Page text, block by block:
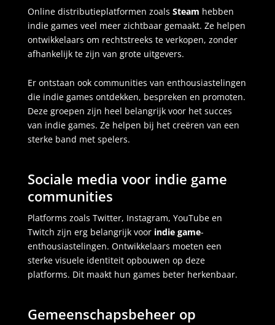
Online distributieplatformen zoals Steam hebben
indie games veel meer zichtbaar gemaakt. Ze helpen
ontwikkelaars om rechtstreeks te verkopen, zonder
afhankelijk te zijn van grote uitgevers.
Er ontstaan ook communities van enthousiastelingen
die indie games ontdekken, bespreken en promoten.
Deze groepen zijn heel belangrijk voor het succes
van indie games. Ze helpen bij het creëren van een
sterke band met spelers.
Sociale media voor indie game
communities
Platforms zoals Twitter, Instagram, YouTube en
Twitch zijn erg belangrijk voor indie game-
enthousiastelingen. Ontwikkelaars moeten een
sterke visuele identiteit opbouwen op deze
platforms. Dit maakt hun games beter herkenbaar.
Gemeenschapsbeheer op